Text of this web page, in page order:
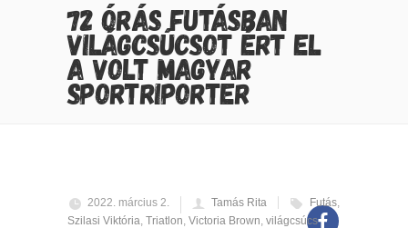
72 ÓRÁS FUTÁSBAN
VILÁGCSÚCSOT ÉRT EL
A VOLT MAGYAR
SPORTRIPORTER
2022. március 2. Tamás Rita Futás,
Szilasi Viktória, Triatlon, Victoria Brown, világcsúcs